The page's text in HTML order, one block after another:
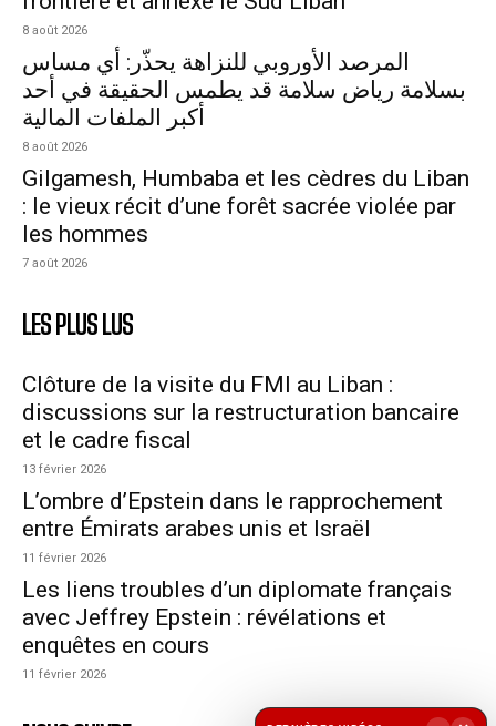
8 août 2026
المرصد الأوروبي للنزاهة يحذّر: أي مساس
بسلامة رياض سلامة قد يطمس الحقيقة في أحد
أكبر الملفات المالية
8 août 2026
Gilgamesh, Humbaba et les cèdres du Liban
: le vieux récit d’une forêt sacrée violée par
les hommes
7 août 2026
LES PLUS LUS
Clôture de la visite du FMI au Liban :
discussions sur la restructuration bancaire
et le cadre fiscal
13 février 2026
L’ombre d’Epstein dans le rapprochement
entre Émirats arabes unis et Israël
11 février 2026
Les liens troubles d’un diplomate français
avec Jeffrey Epstein : révélations et
enquêtes en cours
11 février 2026